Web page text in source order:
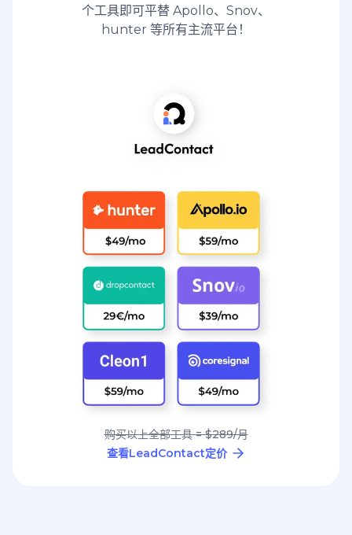
个工具即可平替 Apollo、Snov、
hunter 等所有主流平台！
购买以上全部工具 = $289/月
查看LeadContact定价